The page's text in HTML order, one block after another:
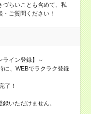
づらいことも含めて、私
ご質問ください！
ライン登録】～
に、WEBでラクラク登録
了！
いただけません。